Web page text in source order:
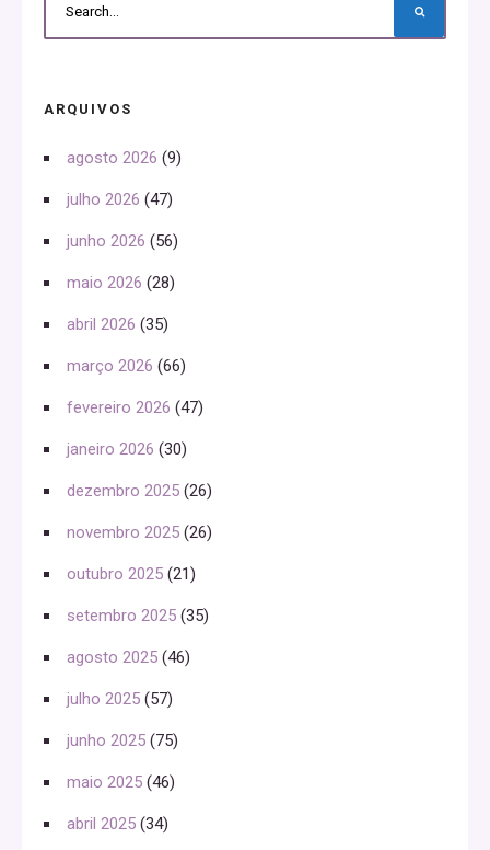
ARQUIVOS
agosto 2026 (9)
julho 2026 (47)
junho 2026 (56)
maio 2026 (28)
abril 2026 (35)
março 2026 (66)
fevereiro 2026 (47)
janeiro 2026 (30)
dezembro 2025 (26)
novembro 2025 (26)
outubro 2025 (21)
setembro 2025 (35)
agosto 2025 (46)
julho 2025 (57)
junho 2025 (75)
maio 2025 (46)
abril 2025 (34)